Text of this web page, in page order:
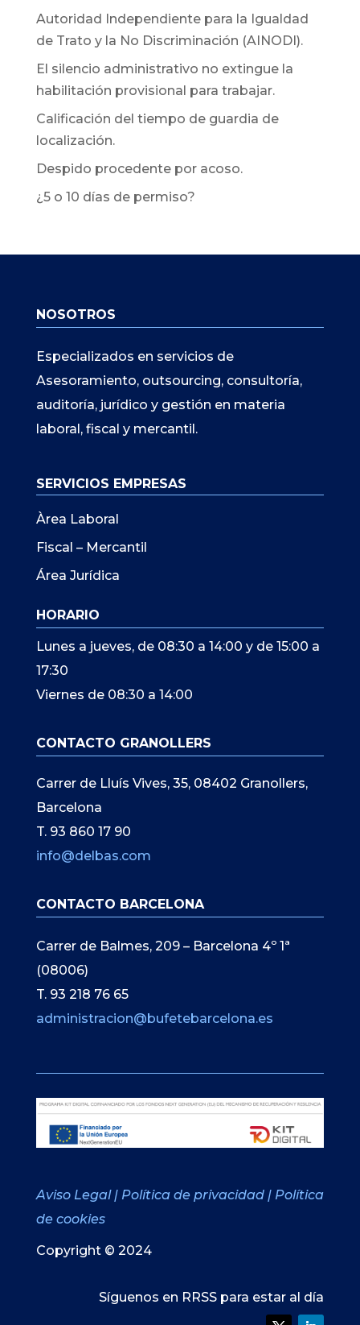
Autoridad Independiente para la Igualdad
de Trato y la No Discriminación (AINODI).
El silencio administrativo no extingue la
habilitación provisional para trabajar.
Calificación del tiempo de guardia de
localización.
Despido procedente por acoso.
¿5 o 10 días de permiso?
NOSOTROS
Especializados en servicios de
Asesoramiento, outsourcing, consultoría,
auditoría, jurídico y gestión en materia
laboral, fiscal y mercantil.
SERVICIOS EMPRESAS
Àrea Laboral
Fiscal – Mercantil
Área Jurídica
HORARIO
Lunes a jueves, de 08:30 a 14:00 y de 15:00 a
17:30
Viernes de 08:30 a 14:00
CONTACTO GRANOLLERS
Carrer de Lluís Vives, 35, 08402 Granollers,
Barcelona
T. 93 860 17 90
info@delbas.com
CONTACTO BARCELONA
Carrer de Balmes, 209 – Barcelona 4º 1ª
(08006)
T. 93 218 76 65
administracion@bufetebarcelona.es
Aviso Legal | Política de privacidad | Política
de cookies
Copyright © 2024
Síguenos en RRSS para estar al día